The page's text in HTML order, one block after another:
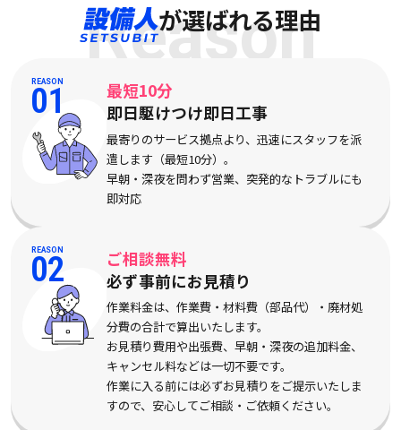
Reason
が選ばれる理由
REASON
01
最短10分
即日駆けつけ即日工事
最寄りのサービス拠点より、迅速にスタッフを派
遣します（最短10分）。
早朝・深夜を問わず営業、突発的なトラブルにも
即対応
REASON
02
ご相談無料
必ず事前にお見積り
作業料金は、作業費・材料費（部品代）・廃材処
分費の合計で算出いたします。
お見積り費用や出張費、早朝・深夜の追加料金、
キャンセル料などは一切不要です。
作業に入る前には必ずお見積りをご提示いたしま
すので、安心してご相談・ご依頼ください。